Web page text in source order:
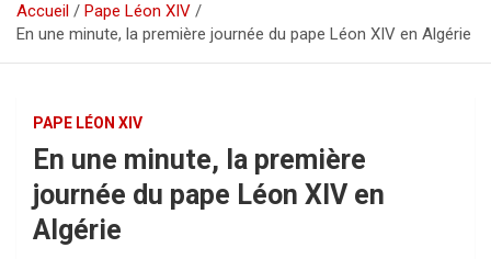
Accueil
Pape Léon XIV
En une minute, la première journée du pape Léon XIV en Algérie
PAPE LÉON XIV
En une minute, la première
journée du pape Léon XIV en
Algérie